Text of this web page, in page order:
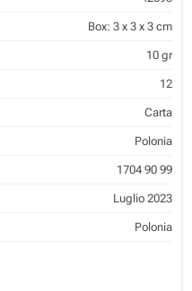
Box: 3 x 3 x 3 cm
10 gr
12
Carta
Polonia
1704 90 99
Luglio 2023
Polonia